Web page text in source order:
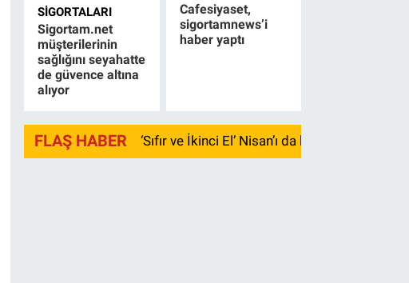
SIGORTALARI
Sigortam.net
müşterilerinin
sağlığını seyahatte
de güvence altına
alıyor
Cafesiyaset,
sigortamnews’i
haber yaptı
FLAŞ HABER ‘Sıfır ve İkinci El’ Nisan’ı da kayıpla kapadı